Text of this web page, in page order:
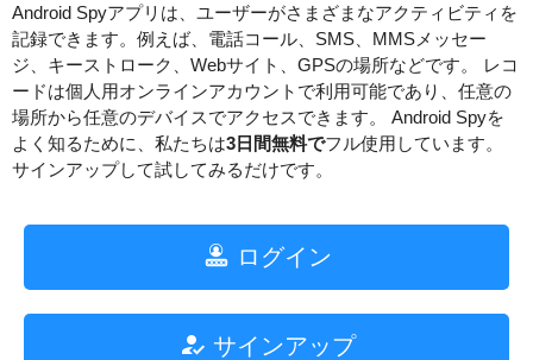
Android Spyアプリは、ユーザーがさまざまなアクティビティを
記録できます。例えば、電話コール、SMS、MMSメッセー
ジ、キーストローク、Webサイト、GPSの場所などです。 レコ
ードは個人用オンラインアカウントで利用可能であり、任意の
場所から任意のデバイスでアクセスできます。 Android Spyを
よく知るために、私たちは3日間無料でフル使用しています。
サインアップして試してみるだけです。
ログイン
サインアップ